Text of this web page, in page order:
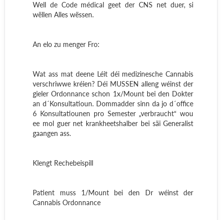
Well de Code médical geet der CNS net duer, si
wëllen Alles wëssen.
An elo zu menger Fro:
Wat ass mat deene Léit déi medizinesche Cannabis
verschriwwe kréien? Déi MUSSEN alleng wéinst der
gieler Ordonnance schon 1x/Mount bei den Dokter
an d´Konsultatioun. Dommadder sinn da jo d´office
6 Konsultatiounen pro Semester „verbraucht“ wou
ee mol guer net krankheetshalber bei säi Generalist
gaangen ass.
Klengt Rechebeispill
Patient muss 1/Mount bei den Dr wéinst der
Cannabis Ordonnance